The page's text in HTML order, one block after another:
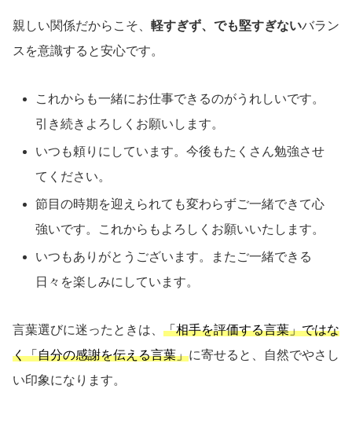
親しい関係だからこそ、 軽すぎず、でも堅すぎないバラン
スを意識すると安心です。
これからも一緒にお仕事できるのがうれしいです。
引き続きよろしくお願いします。
いつも頼りにしています。今後もたくさん勉強させ
てください。
節目の時期を迎えられても変わらずご一緒できて心
強いです。これからもよろしくお願いいたします。
いつもありがとうございます。またご一緒できる
日々を楽しみにしています。
言葉選びに迷ったときは、 「相手を評価する言葉」ではな
く「自分の感謝を伝える言葉」に寄せると、自然でやさし
い印象になります。